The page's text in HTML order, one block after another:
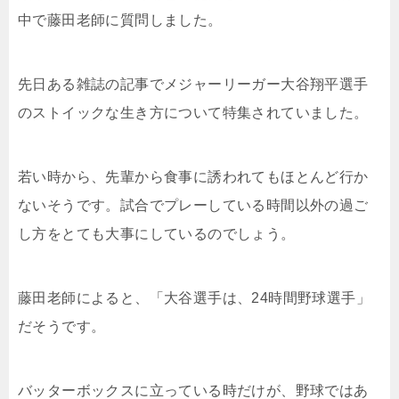
中で藤田老師に質問しました。
先日ある雑誌の記事でメジャーリーガー大谷翔平選手
のストイックな生き方について特集されていました。
若い時から、先輩から食事に誘われてもほとんど行か
ないそうです。試合でプレーしている時間以外の過ご
し方をとても大事にしているのでしょう。
藤田老師によると、「大谷選手は、24時間野球選手」
だそうです。
バッターボックスに立っている時だけが、野球ではあ